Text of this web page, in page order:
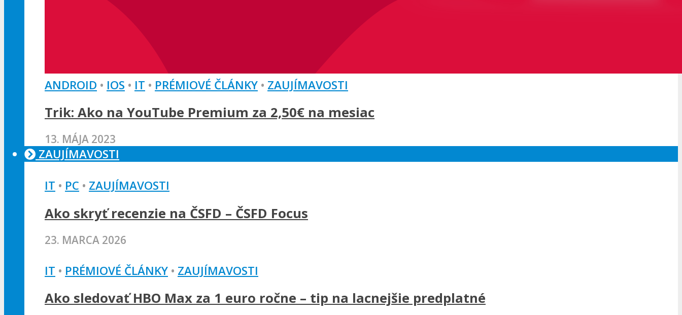
ANDROID • IOS • IT • PRÉMIOVÉ ČLÁNKY • ZAUJÍMAVOSTI
Trik: Ako na YouTube Premium za 2,50€ na mesiac
13. MÁJA 2023
ZAUJÍMAVOSTI
IT • PC • ZAUJÍMAVOSTI
Ako skryť recenzie na ČSFD – ČSFD Focus
23. MARCA 2026
IT • PRÉMIOVÉ ČLÁNKY • ZAUJÍMAVOSTI
Ako sledovať HBO Max za 1 euro ročne – tip na lacnejšie predplatné